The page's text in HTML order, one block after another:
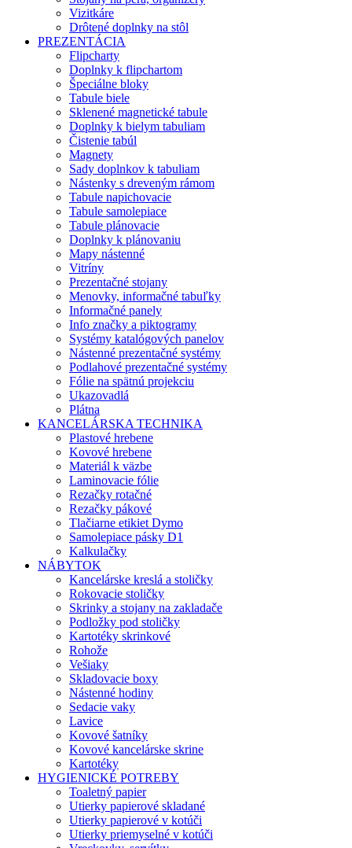
Vizitkáre
Drôtené doplnky na stôl
PREZENTÁCIA
Flipcharty
Doplnky k flipchartom
Špeciálne bloky
Tabule biele
Sklenené magnetické tabule
Doplnky k bielym tabuliam
Čistenie tabúl
Magnety
Sady doplnkov k tabuliam
Nástenky s dreveným rámom
Tabule napichovacie
Tabule samolepiace
Tabule plánovacie
Doplnky k plánovaniu
Mapy nástenné
Vitríny
Prezentačné stojany
Menovky, informačné tabuľky
Informačné panely
Info značky a piktogramy
Systémy katalógových panelov
Nástenné prezentačné systémy
Podlahové prezentačné systémy
Fólie na spätnú projekciu
Ukazovadlá
Plátna
KANCELÁRSKA TECHNIKA
Plastové hrebene
Kovové hrebene
Materiál k väzbe
Laminovacie fólie
Rezačky rotačné
Rezačky pákové
Tlačiarne etikiet Dymo
Samolepiace pásky D1
Kalkulačky
NÁBYTOK
Kancelárske kreslá a stoličky
Rokovacie stoličky
Skrinky a stojany na zakladače
Podložky pod stoličky
Kartotéky skrinkové
Rohože
Vešiaky
Skladovacie boxy
Nástenné hodiny
Sedacie vaky
Lavice
Kovové šatníky
Kovové kancelárske skrine
Kartotéky
HYGIENICKÉ POTREBY
Toaletný papier
Utierky papierové skladané
Utierky papierové v kotúči
Utierky priemyselné v kotúči